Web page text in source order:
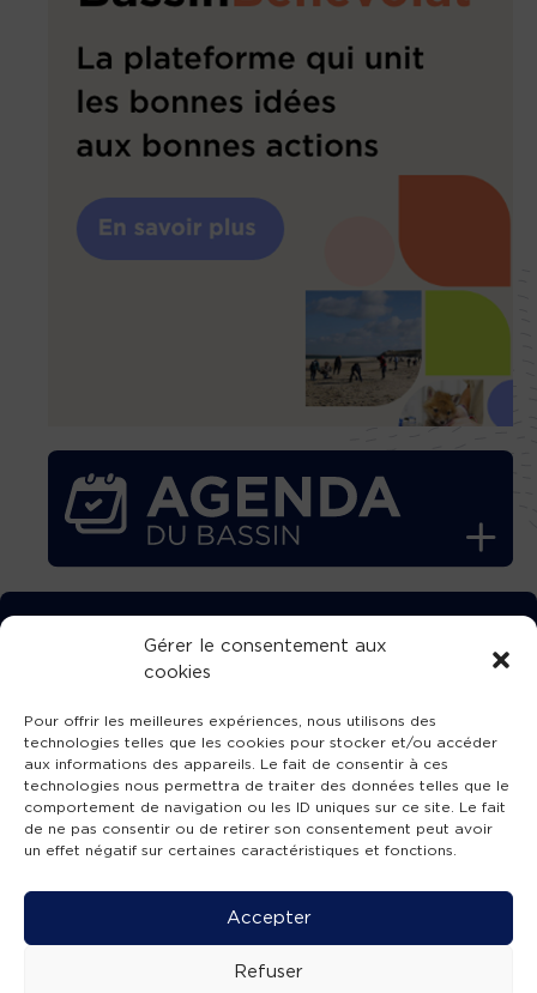
Gérer le consentement aux
cookies
Pour offrir les meilleures expériences, nous utilisons des
technologies telles que les cookies pour stocker et/ou accéder
aux informations des appareils. Le fait de consentir à ces
technologies nous permettra de traiter des données telles que le
comportement de navigation ou les ID uniques sur ce site. Le fait
de ne pas consentir ou de retirer son consentement peut avoir
un effet négatif sur certaines caractéristiques et fonctions.
Accepter
Refuser
TÉLÉCHARGEZ GRATUITEMENT
L’APPLICATION TVBA !
SUIVEZ-NOUS !
Mentions légales -Accessibilité